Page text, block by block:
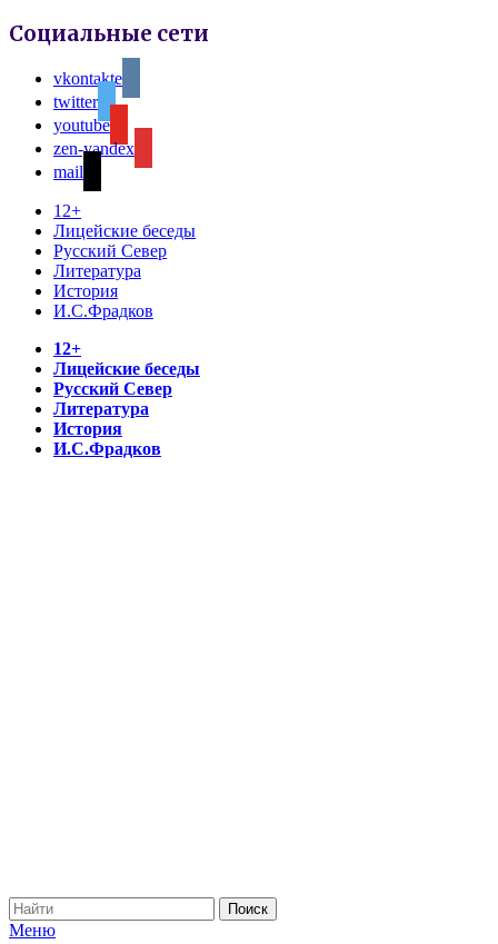
Социальные сети
vkontakte
twitter
youtube
zen-yandex
mail
12+
Лицейские беседы
Русский Север
Литература
История
И.С.Фрадков
12+
Лицейские беседы
Русский Север
Литература
История
И.С.Фрадков
Меню